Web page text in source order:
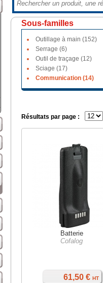
Sous-familles
Outillage à main (152)
Serrage (6)
Outil de traçage (12)
Sciage (17)
Communication (14)
Résultats par page :
Batterie
Cofalog
61,50 € HT